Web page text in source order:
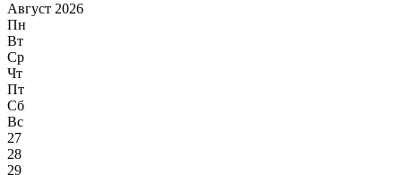
Август 2026
Пн
Вт
Ср
Чт
Пт
Сб
Вс
27
28
29